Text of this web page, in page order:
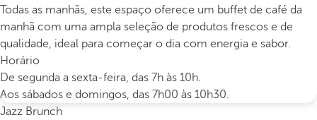
Todas as manhãs, este espaço oferece um buffet de café da
manhã com uma ampla seleção de produtos frescos e de
qualidade, ideal para começar o dia com energia e sabor.
Horário
De segunda a sexta-feira, das 7h às 10h.
Aos sábados e domingos, das 7h00 às 10h30.
Jazz Brunch